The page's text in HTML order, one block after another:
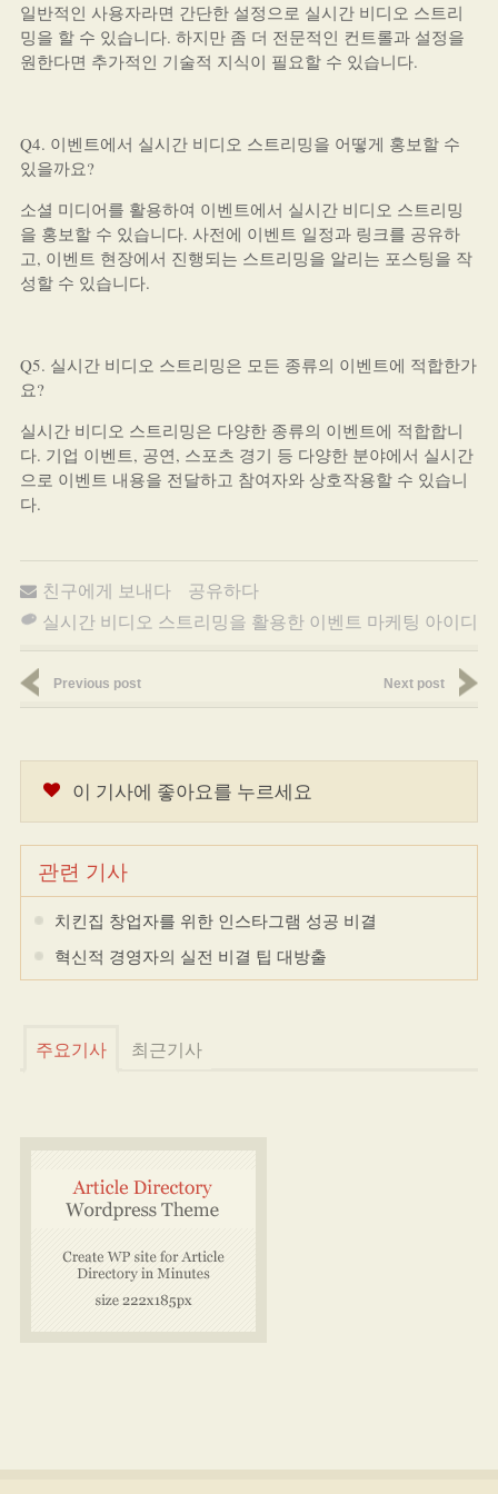
일반적인 사용자라면 간단한 설정으로 실시간 비디오 스트리
밍을 할 수 있습니다. 하지만 좀 더 전문적인 컨트롤과 설정을
원한다면 추가적인 기술적 지식이 필요할 수 있습니다.
Q4. 이벤트에서 실시간 비디오 스트리밍을 어떻게 홍보할 수
있을까요?
소셜 미디어를 활용하여 이벤트에서 실시간 비디오 스트리밍
을 홍보할 수 있습니다. 사전에 이벤트 일정과 링크를 공유하
고, 이벤트 현장에서 진행되는 스트리밍을 알리는 포스팅을 작
성할 수 있습니다.
Q5. 실시간 비디오 스트리밍은 모든 종류의 이벤트에 적합한가
요?
실시간 비디오 스트리밍은 다양한 종류의 이벤트에 적합합니
다. 기업 이벤트, 공연, 스포츠 경기 등 다양한 분야에서 실시간
으로 이벤트 내용을 전달하고 참여자와 상호작용할 수 있습니
다.
친구에게 보내다
공유하다
실시간 비디오 스트리밍을 활용한 이벤트 마케팅 아이디어
Previous post Next post
이 기사에 좋아요를 누르세요
관련 기사
치킨집 창업자를 위한 인스타그램 성공 비결
혁신적 경영자의 실전 비결 팁 대방출
주요기사 최근기사